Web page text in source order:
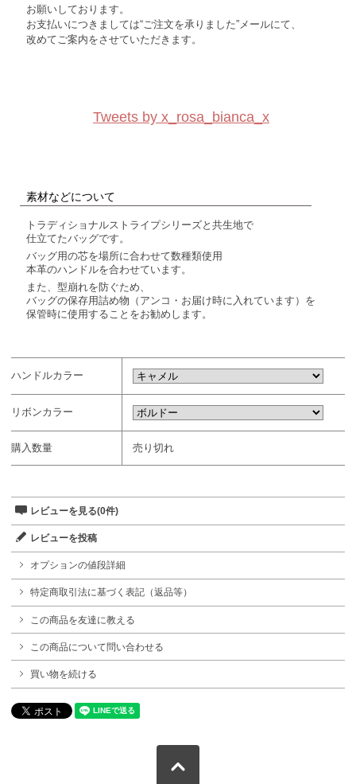
お願いしております。
お支払いにつきましては“ご注文を承りました”メールにて、
改めてご案内をさせていただきます。
Tweets by x_rosa_bianca_x
素材などについて
トラディショナルストライプシリーズと共生地で
仕立てたバッグです。
バッグ用の芯を場所に合わせて数種類使用
本革のハンドルを合わせています。
また、型崩れを防ぐため、
バッグの保存用詰め物（アンコ・お届け時に入れています）を
保管時に使用することをお勧めします。
ハンドルカラー
リボンカラー
購入数量 売り切れ
レビューを見る(0件)
レビューを投稿
オプションの値段詳細
特定商取引法に基づく表記（返品等）
この商品を友達に教える
この商品について問い合わせる
買い物を続ける